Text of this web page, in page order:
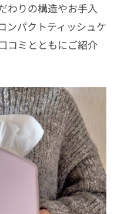
わりの構造やお手入
ンパクトティッシュケ
コミとともにご紹介